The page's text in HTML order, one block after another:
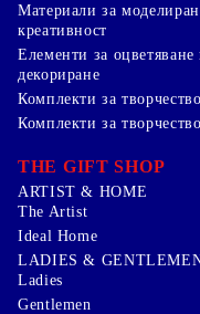
Mатериали за
креативност
Елементи за оцветяване
декориране
Комплекти за
Комплекти за
THE GIFT SHOP
ARTIST & HOME
The Artist
Ideal Home
LADIES &
Ladies
Gentlemen